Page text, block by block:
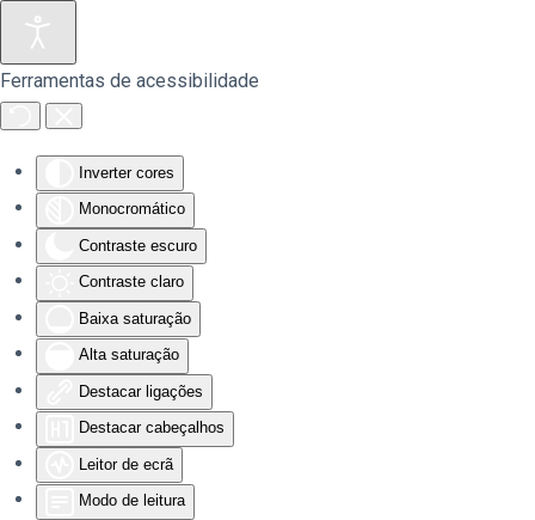
Ferramentas de acessibilidade
Inverter cores
Monocromático
Contraste escuro
Contraste claro
Baixa saturação
Alta saturação
Destacar ligações
Destacar cabeçalhos
Leitor de ecrã
Modo de leitura
Saltar para o conteúdo principal